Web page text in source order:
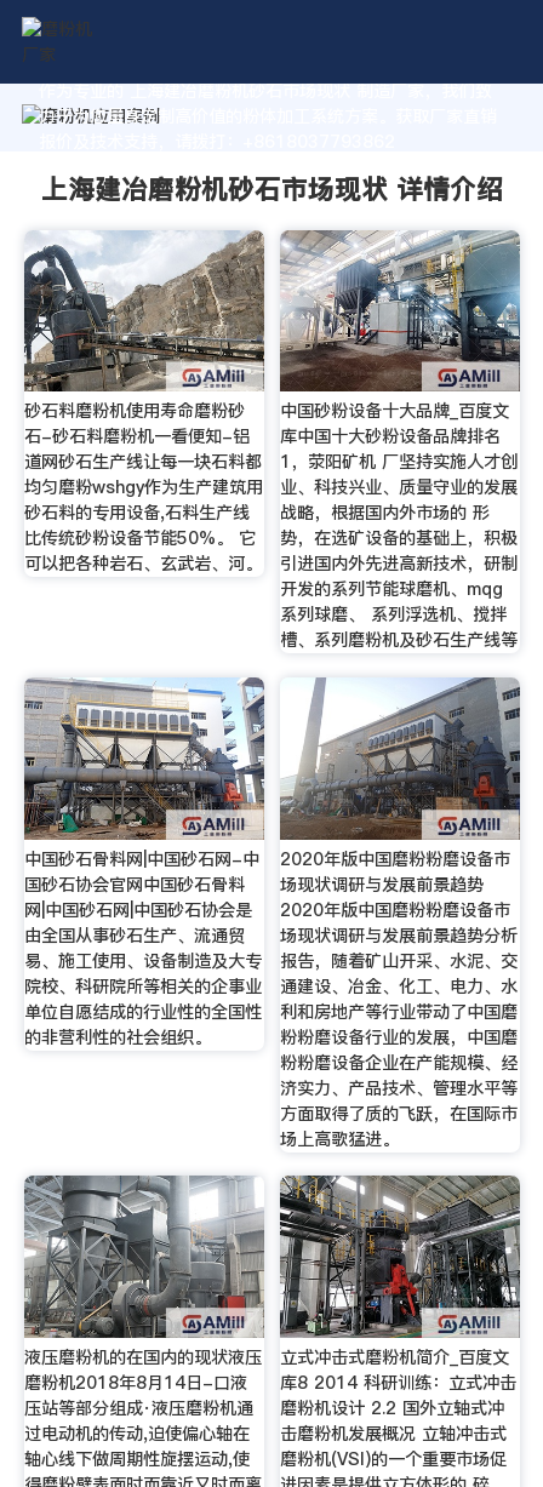
作为专业的 上海建冶磨粉机砂石市场现状 制造厂家，我们致
力于为您量身定制高价值的粉体加工系统方案。获取厂家直销
上海建冶磨粉机砂石市场现状 详情介绍
砂石料磨粉机使用寿命磨粉砂
石-砂石料磨粉机一看便知-铝
道网砂石生产线让每一块石料都
均匀磨粉wshgy作为生产建筑用
砂石料的专用设备,石料生产线
比传统砂粉设备节能50%。 它
可以把各种岩石、玄武岩、河。
中国砂粉设备十大品牌_百度文
库中国十大砂粉设备品牌排名
1，荥阳矿机 厂坚持实施人才创
业、科技兴业、质量守业的发展
战略，根据国内外市场的 形
势，在选矿设备的基础上，积极
引进国内外先进高新技术，研制
开发的系列节能球磨机、mqg
系列球磨、 系列浮选机、搅拌
槽、系列磨粉机及砂石生产线等
中国砂石骨料网|中国砂石网-中
国砂石协会官网中国砂石骨料
网|中国砂石网|中国砂石协会是
由全国从事砂石生产、流通贸
易、施工使用、设备制造及大专
院校、科研院所等相关的企事业
单位自愿结成的行业性的全国性
的非营利性的社会组织。
2020年版中国磨粉粉磨设备市
场现状调研与发展前景趋势
2020年版中国磨粉粉磨设备市
场现状调研与发展前景趋势分析
报告，随着矿山开采、水泥、交
通建设、冶金、化工、电力、水
利和房地产等行业带动了中国磨
粉粉磨设备行业的发展，中国磨
粉粉磨设备企业在产能规模、经
济实力、产品技术、管理水平等
方面取得了质的飞跃，在国际市
场上高歌猛进。
液压磨粉机的在国内的现状液压
磨粉机2018年8月14日-口液
压站等部分组成·液压磨粉机通
过电动机的传动,迫使偏心轴在
轴心线下做周期性旋摆运动,使
立式冲击式磨粉机简介_百度文
库8 2014 科研训练：立式冲击
磨粉机设计 2.2 国外立轴式冲
击磨粉机发展概况 立轴冲击式
磨粉机(VSI)的一个重要市场促